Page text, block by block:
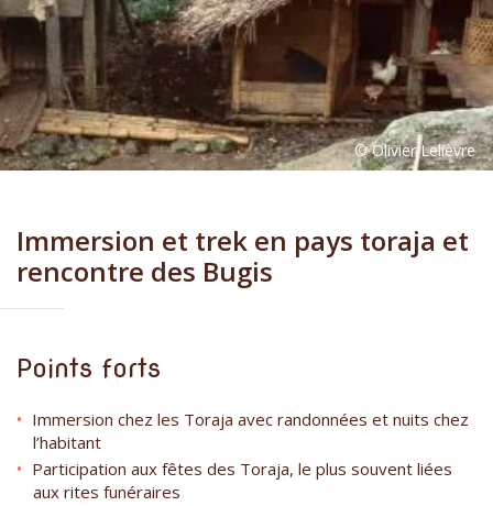
Immersion et trek en pays toraja et
rencontre des Bugis
Points forts
Immersion chez les Toraja avec randonnées et nuits chez
l’habitant
Participation aux fêtes des Toraja, le plus souvent liées
aux rites funéraires